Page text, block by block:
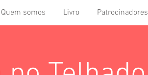
Quem somos Livro Patrocinadores